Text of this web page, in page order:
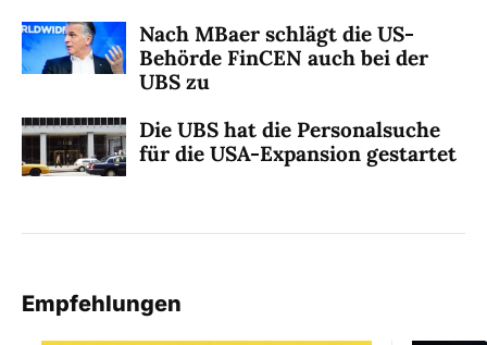
Nach MBaer schlägt die US-
Behörde FinCEN auch bei der
UBS zu
Die UBS hat die Personalsuche
für die USA-Expansion gestartet
Empfehlungen